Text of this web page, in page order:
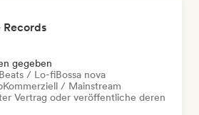
gegeben
Beats / Lo-fiBossa nova
Kommerziell / Mainstream
Vertrag oder veröffentliche deren